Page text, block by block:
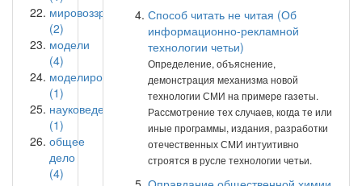
мировоззрение
(2)
модели
(4)
моделирование
(1)
науковедение
(1)
общее
дело
(4)
Способ читать не читая (Об
информационно-рекламной
технологии четьи)
Определение, объяснение,
демонстрация механизма новой
технологии СМИ на примере газеты.
Рассмотрение тех случаев, когда те или
иные программы, издания, разработки
отечественных СМИ интуитивно
строятся в русле технологии четьи.